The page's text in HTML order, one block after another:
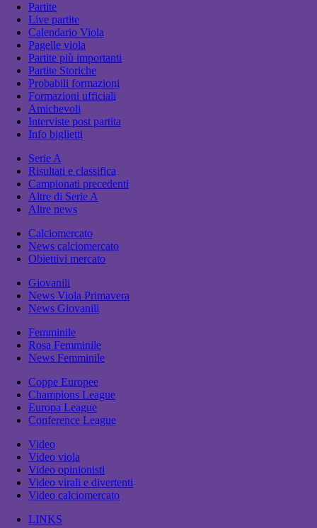
Partite
Live partite
Calendario Viola
Pagelle viola
Partite più importanti
Partite Storiche
Probabili formazioni
Formazioni ufficiali
Amichevoli
Interviste post partita
Info biglietti
Serie A
Risultati e classifica
Campionati precedenti
Altre di Serie A
Altre news
Calciomercato
News calciomercato
Obiettivi mercato
Giovanili
News Viola Primavera
News Giovanili
Femminile
Rosa Femminile
News Femminile
Coppe Europee
Champions League
Europa League
Conference League
Video
Video viola
Video opinionisti
Video virali e divertenti
Video calciomercato
LINKS